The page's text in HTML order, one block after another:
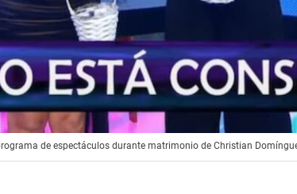
de espectáculos durante matrimonio de Christian